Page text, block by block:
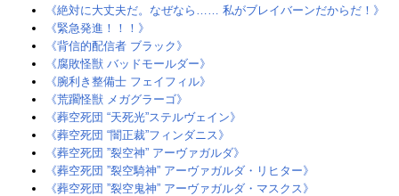
《絶対に大丈夫だ。なぜなら…… 私がブレイバーンだからだ！》
《緊急発進！！！》
《背信的配信者 ブラック》
《腐敗怪獣 バッドモールダー》
《腕利き整備士 フェイフィル》
《荒躙怪獣 メガグラーゴ》‎
《葬空死団 “天死光”ステルヴェイン》‎
《葬空死団 “闇正裁”フィンダニス》‎
《葬空死団 ”裂空神” アーヴァガルダ》‎
《葬空死団 ”裂空騎神” アーヴァガルダ・リヒター》‎
《葬空死団 ”裂空鬼神” アーヴァガルダ・マスクス》